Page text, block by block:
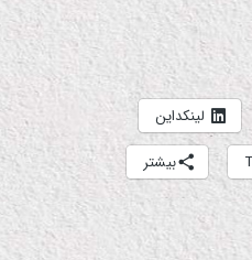
لینکداین
بیشتر